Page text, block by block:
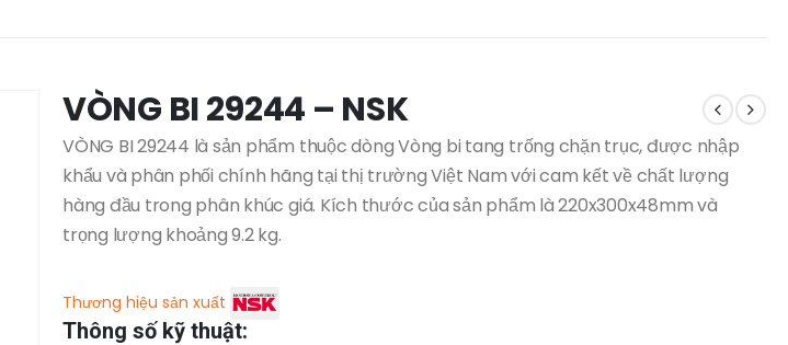
VÒNG BI 29244 – NSK
VÒNG BI 29244 là sản phẩm thuộc dòng Vòng bi tang trống chặn trục, được nhập
khẩu và phân phối chính hãng tại thị trường Việt Nam với cam kết về chất lượng
hàng đầu trong phân khúc giá. Kích thước của sản phẩm là 220x300x48mm và
trọng lượng khoảng 9.2 kg.
Thương hiệu sản xuất
Thông số kỹ thuật: